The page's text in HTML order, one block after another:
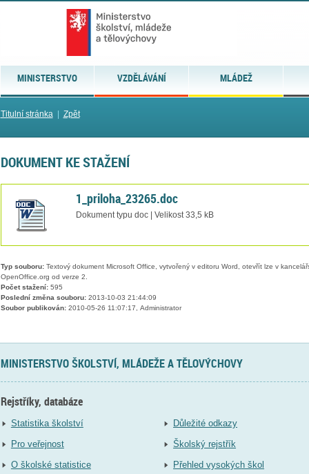
MINISTERSTVO VZDĚLÁVÁNÍ MLÁDEŽ
Titulní stránka| Zpět
DOKUMENT KE STAŽENÍ
1_priloha_23265.doc
Dokument typu doc | Velikost 33,5 kB
Typ souboru:Textový dokument Microsoft Office, vytvořený v editoru Word, otevřít lze v
OpenOffice.org od verze 2.
Počet stažení:595
Poslední změna souboru:2013-10-03 21:44:09
Soubor publikován:2010-05-26 11:07:17, Administrator
MINISTERSTVO ŠKOLSTVÍ, MLÁDEŽE A TĚLOVÝCHOVY
Rejstříky, databáze
Statistika školství
Pro veřejnost
O školské statistice
Důležité odkazy
Školský rejstřík
Přehled vysokých škol